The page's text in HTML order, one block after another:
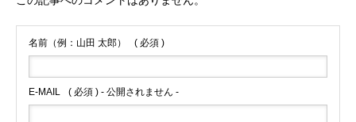
名前（例：山田 太郎） ( 必須 )
E-MAIL ( 必須 ) - 公開されません -